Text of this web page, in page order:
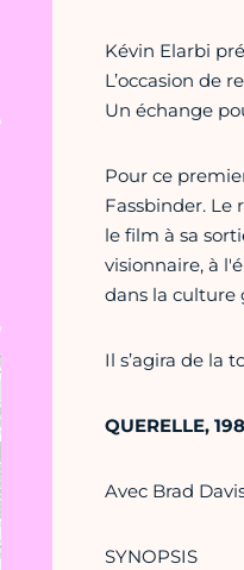
Kévin Elarbi
L’occasion de
Un échange
Pour ce
Fassbinder. Le
le film à sa
visionnaire, à
dans la culture
Il s’agira de la
QUERELLE,
Avec Brad
SYNOPSIS